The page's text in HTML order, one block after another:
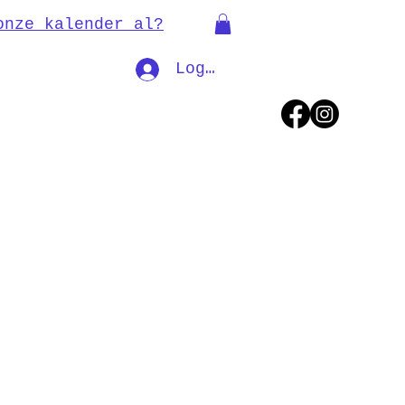
kalender al?
Log In